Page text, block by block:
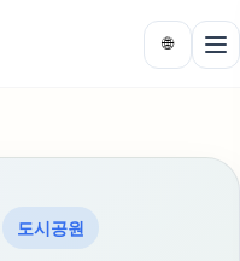
🌐
도시공원